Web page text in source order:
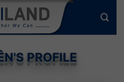
PROFILE